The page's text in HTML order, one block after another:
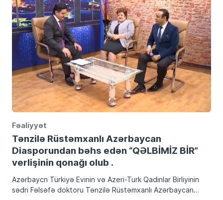
Fəaliyyət
Tənzilə Rüstəmxanlı​ Azərbaycan
Diasporundan bəhs edən “QƏLBİMİZ BİR”
verlişinin qonağı olub .
Azərbaycn Türkiyə Evinin və Azeri-Turk Qadinlar Birliyi​nin
sədri Fəlsəfə doktoru Tənzilə Rüstəmxanlı​ Azərbaycan